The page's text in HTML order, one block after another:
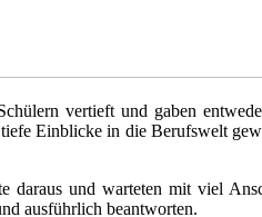
vertieft und gaben
Einblicke in die Berufswelt
und warteten mit viel
ausführlich beantworten.